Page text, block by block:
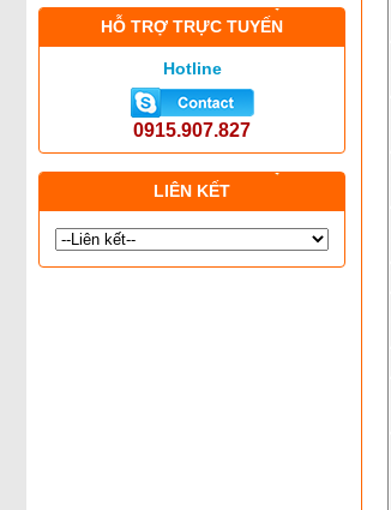
HỖ TRỢ TRỰC TUYẾN
Hotline
0915.907.827
LIÊN KẾT